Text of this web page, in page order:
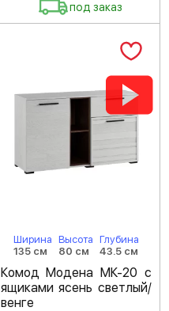
под заказ
Ширина
135 см
Высота
80 см
Глубина
43.5 см
Комод Модена МК-20 с
ящиками ясень светлый/
венге